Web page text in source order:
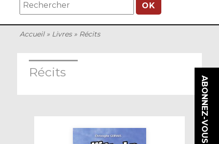
OK
Accueil» Livres» Récits
ABONNEZ-VOUS
Récits